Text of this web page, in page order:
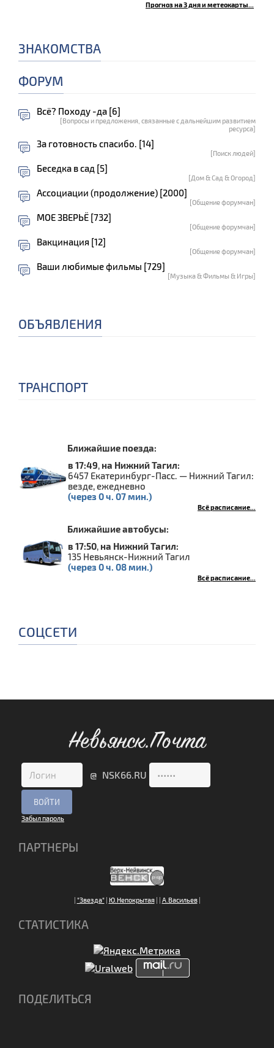
Прогноз на 3 дня и метеокарты...
ЗНАКОМСТВА
ФОРУМ
Всё? Походу -да [6]
[Вопросы и предложения, связанные с дальнейшим развитием
ресурса]
За готовность спасибо. [14]
[Поиск людей]
Беседка в сад [5]
[Дом & Сад & Огород]
Ассоциации (продолжение) [2000]
[Общение форумчан]
МОЕ ЗВЕРЬЁ [732]
[Общение форумчан]
Вакцинация [12]
[Общение форумчан]
Ваши любимые фильмы [729]
[Музыка & Фильмы & Игры]
ОБЪЯВЛЕНИЯ
ТРАНСПОРТ
Ближайшие поезда:
в 17:49, на Нижний Тагил:
6457 Екатеринбург-Пасс. — Нижний Тагил:
везде, ежедневно
(через 0 ч. 07 мин.)
Всё расписание...
Ближайшие автобусы:
в 17:50, на Нижний Тагил:
135 Невьянск-Нижний Тагил
(через 0 ч. 08 мин.)
Всё расписание...
СОЦСЕТИ
Невьянск.Почта
@ NSK66.RU
Забыл пароль
ПАРТНЕРЫ
| "Звезда"| Ю.Непокрытая| | А.Васильев|
СТАТИСТИКА
ПОДЕЛИТЬСЯ